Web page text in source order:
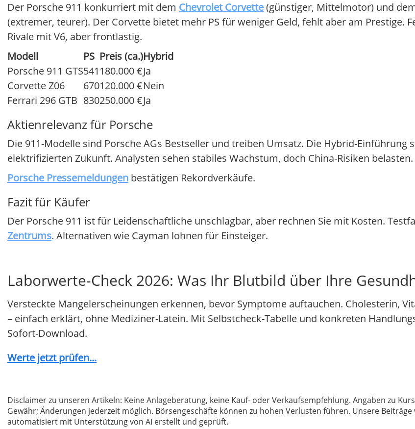
Der Porsche 911 konkurriert mit dem Chevrolet Corvette(günstiger, Mittelmotor) und
(extremer, teurer). Der Corvette bietet mehr PS für weniger Geld, fehlt aber am Prestige.
Rivale mit V6, aber frontlastig.
Modell
PS Preis (ca.)Hybrid
Porsche 911 GTS541 180.000 €Ja
Corvette Z06
670120.000 €Nein
Ferrari 296 GTB 830250.000 €Ja
Aktienrelevanz für Porsche
Die 911-Modelle sind Porsche AGs Bestseller und treiben Umsatz. Die Hybrid-Einführung
elektrifizierten Zukunft. Analysten sehen stabiles Wachstum, doch China-Risiken belasten.
Porsche Pressemeldungen bestätigen Rekordverkäufe.
Fazit für Käufer
Der Porsche 911 ist für Leidenschaftliche unschlagbar, aber rechnen Sie mit Kosten.
Zentrums. Alternativen wie Cayman lohnen für Einsteiger.
Laborwerte-Check 2026: Was Ihr Blutbild über Ihre
Versteckte Mangelerscheinungen erkennen, bevor Symptome auftauchen. Cholesterin,
– einfach erklärt, ohne Mediziner-Latein. Mit Selbstcheck-Tabelle und konkreten
Sofort-Download.
Werte jetzt prüfen...
Disclaimer zu unseren Artikeln: Keine Anlageberatung, keine Kauf- oder Verkaufsempfehlung. Angaben zu
Gewähr; Änderungen jederzeit möglich. Börsengeschäfte können zu hohen Verlusten führen. Unsere
automatisiert mit Unterstützung von AI erstellt und geprüft.